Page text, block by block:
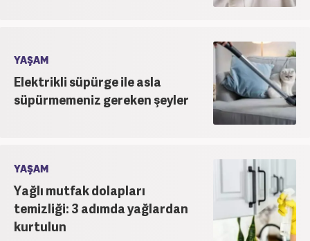
YAŞAM
Elektrikli süpürge ile asla
süpürmemeniz gereken şeyler
YAŞAM
Yağlı mutfak dolapları
temizliği: 3 adımda yağlardan
kurtulun